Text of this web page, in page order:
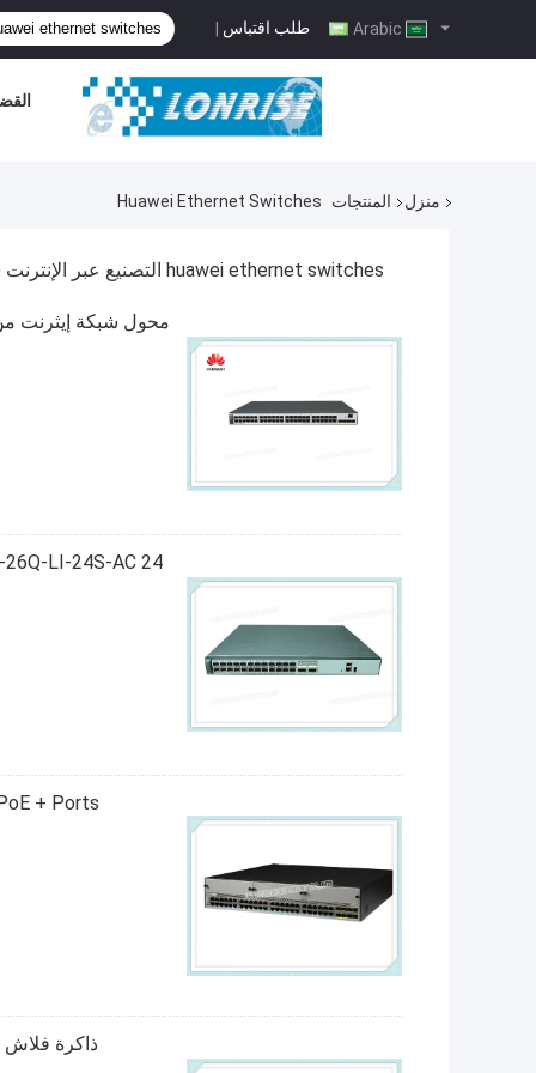
طلب اقتباس |
منزل المنتجات Huawei Ethernet Switches
huawei ethernet switches التصنيع عبر الإنترنت